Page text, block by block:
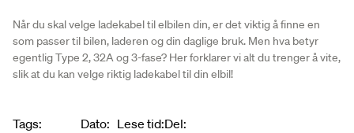
Når du skal velge ladekabel til elbilen din, er det viktig å finne en
som passer til bilen, laderen og din daglige bruk. Men hva betyr
egentlig Type 2, 32A og 3-fase? Her forklarer vi alt du trenger å vite,
slik at du kan velge riktig ladekabel til din elbil!
Article metadata
Tags: Dato: Lese tid:Del: